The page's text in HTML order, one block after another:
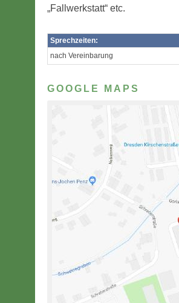
„Fallwerkstatt“ etc.
Sprechzeiten:
nach Vereinbarung
GOOGLE MAPS